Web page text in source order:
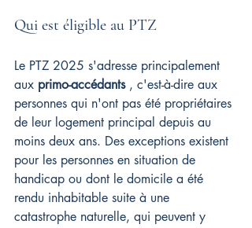
Qui est éligible au PTZ
Le PTZ 2025 s'adresse principalement
aux primo-accédants , c'est-à-dire aux
personnes qui n'ont pas été propriétaires
de leur logement principal depuis au
moins deux ans. Des exceptions existent
pour les personnes en situation de
handicap ou dont le domicile a été
rendu inhabitable suite à une
catastrophe naturelle, qui peuvent y